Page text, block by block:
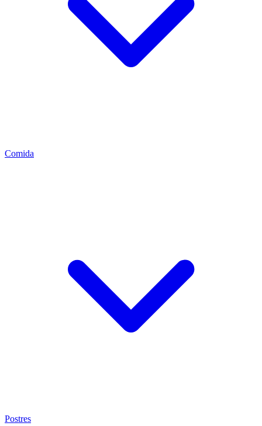
Comida
Postres